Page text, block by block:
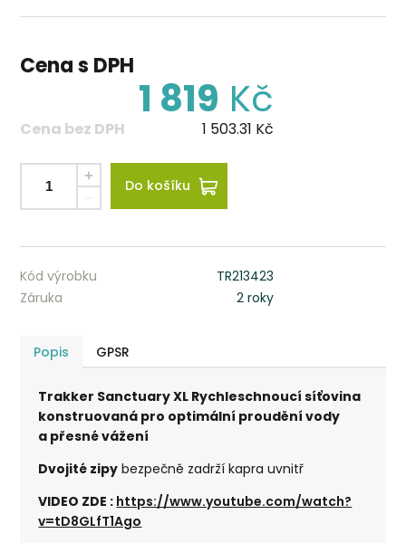
Cena s DPH
1 819 Kč
Cena bez DPH 1 503.31 Kč
Do košíku
Kód výrobku
TR213423
Záruka
2 roky
Popis GPSR
Trakker Sanctuary XL Rychleschnoucí síťovina
konstruovaná pro optimální proudění vody
a přesné vážení
Dvojité zipy bezpečně zadrží kapra uvnitř
VIDEO ZDE : https://www.youtube.com/watch?
v=tD8GLfT1Ago